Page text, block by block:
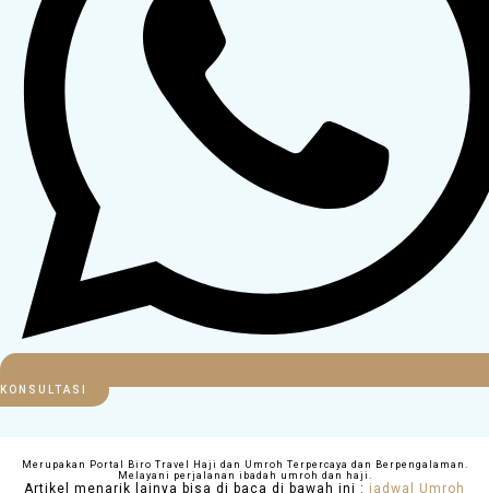
KONSULTASI
Merupakan Portal Biro Travel Haji dan Umroh Terpercaya dan Berpengalaman.
Melayani perjalanan ibadah umroh dan haji.
Artikel menarik lainya bisa di baca di bawah ini : jadwal Umroh